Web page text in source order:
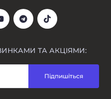
ТА АКЦІЯМИ:
Підпишіться